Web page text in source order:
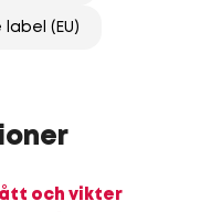
(EU)
och vikter